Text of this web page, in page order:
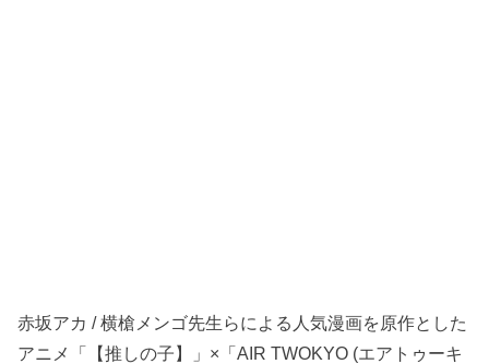
赤坂アカ / 横槍メンゴ先生らによる人気漫画を原作とした
アニメ「【推しの子】」×「AIR TWOKYO (エアトゥーキ